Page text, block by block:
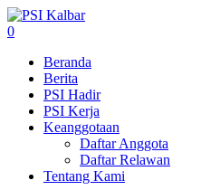
0
Beranda
Berita
PSI Hadir
PSI Kerja
Keanggotaan
Daftar Anggota
Daftar Relawan
Tentang Kami